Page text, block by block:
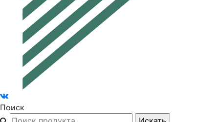
Поиск